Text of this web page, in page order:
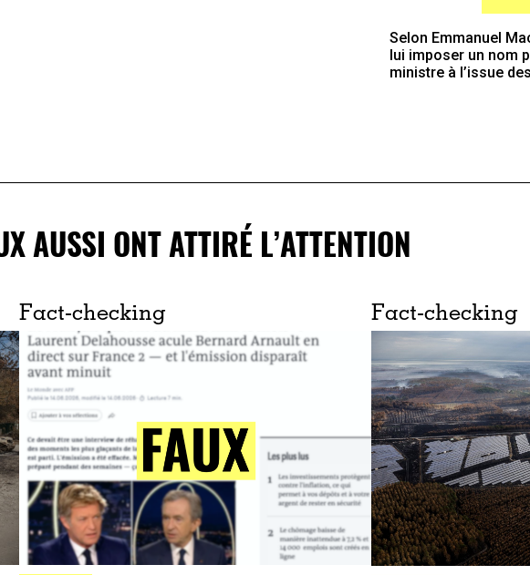
Selon Emmanuel
lui imposer un nom
ministre à l’issue
AUSSI ONT ATTIRÉ L’ATTENTION
Fact-checking Fact-checking